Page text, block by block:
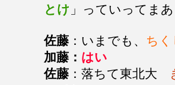
とけ 」っていってま
佐藤 ：いまでも、 ち
加藤： はい
佐藤 ：落ちて東北大